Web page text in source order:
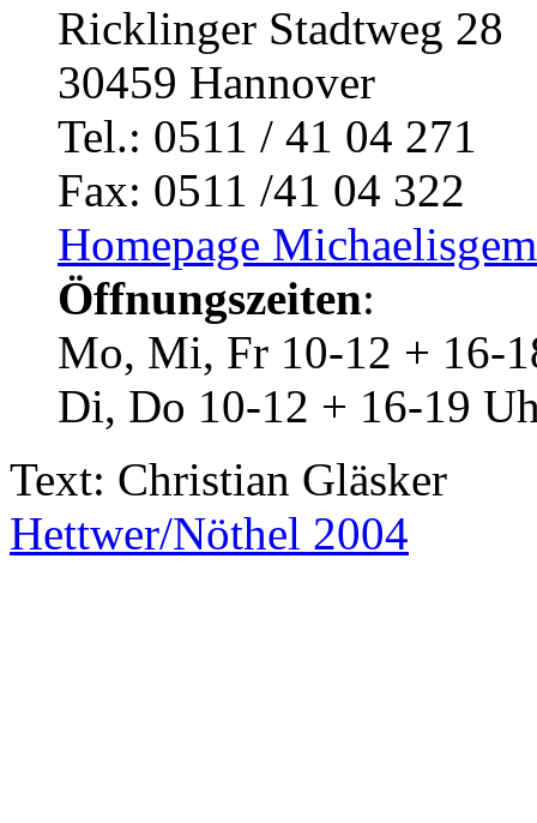
Ricklinger Stadtweg 28
30459 Hannover
Tel.: 0511 / 41 04 271
Fax: 0511 /41 04 322
Homepage
Öffnungszeiten:
Mo, Mi, Fr 10-12 + 16-
Di, Do 10-12 + 16-19
Text: Christian Gläsker
Hettwer/Nöthel 2004